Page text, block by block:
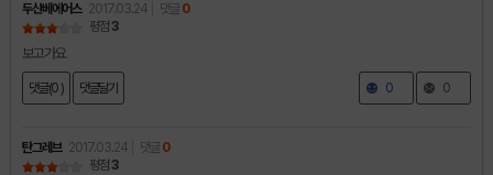
두산베에어스 2017.03.24 댓글 0
평점 3
보고가요
댓글(0 ) 댓글달기 0 0
탄그레브 2017.03.24 댓글 0
평점 3